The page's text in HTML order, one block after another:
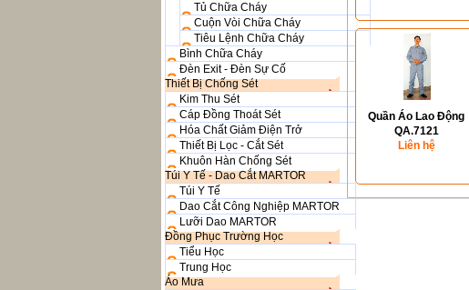
Tủ Chữa Cháy
Cuộn Vòi Chữa Cháy
Tiêu Lệnh Chữa Cháy
Bình Chữa Cháy
Đèn Exit - Đèn Sự Cố
Thiết Bị Chống Sét
Kim Thu Sét
Cáp Đồng Thoát Sét
Hóa Chất Giảm Điện Trở
Thiết Bị Lọc - Cắt Sét
Khuôn Hàn Chống Sét
Túi Y Tế - Dao Cắt MARTOR
Túi Y Tế
Dao Cắt Công Nghiệp MARTOR
Lưỡi Dao MARTOR
Đồng Phục Trường Học
Tiểu Học
Trung Học
Áo Mưa
Quần Áo Lao Động
QA.7121
Liên hệ